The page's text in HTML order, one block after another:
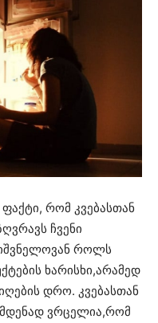
რომ კვებასთან
ჩვენი
როლს
ხარისხი,არამედ
დრო. კვებასთან
ვრცელია,რომ